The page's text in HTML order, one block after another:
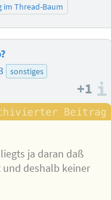
im Thread-Baum
sonstiges
+1
ja daran daß
und deshalb keiner